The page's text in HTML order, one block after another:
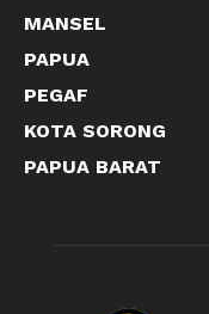
MANSEL
PAPUA
PEGAF
KOTA SORONG
PAPUA BARAT